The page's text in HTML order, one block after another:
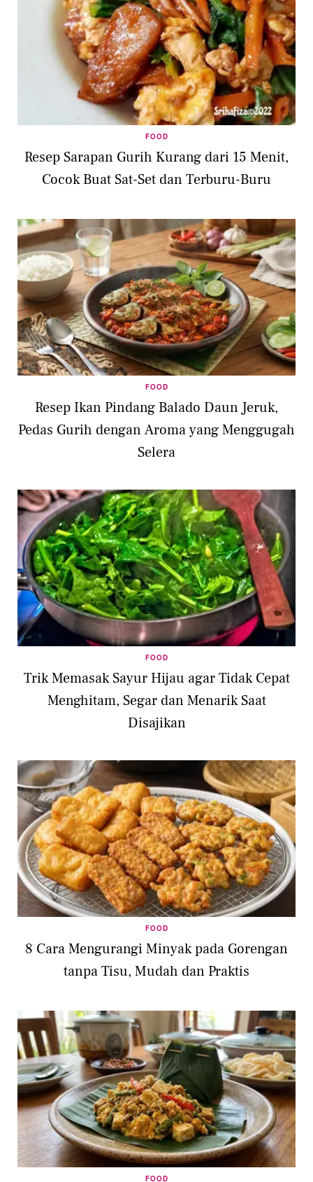
FOOD
Resep Sarapan Gurih Kurang dari 15 Menit,
Cocok Buat Sat-Set dan Terburu-Buru
FOOD
Resep Ikan Pindang Balado Daun Jeruk,
Pedas Gurih dengan Aroma yang Menggugah
Selera
FOOD
Trik Memasak Sayur Hijau agar Tidak Cepat
Menghitam, Segar dan Menarik Saat
Disajikan
FOOD
8 Cara Mengurangi Minyak pada Gorengan
tanpa Tisu, Mudah dan Praktis
FOOD